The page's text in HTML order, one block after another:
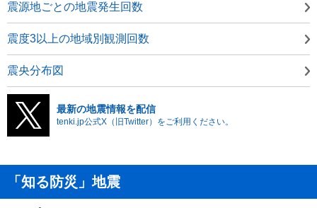
震源地ごとの地震発生回数
震度3以上の地域別観測回数
震央分布図
最新の地震情報を配信
tenki.jp公式X（旧Twitter）をご利用ください。
「知る防災」地震